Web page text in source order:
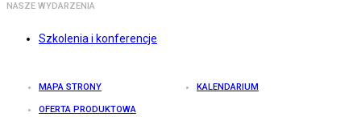
NASZE WYDARZENIA
Szkolenia i konferencje
MAPA STRONY KALENDARIUM
OFERTA PRODUKTOWA